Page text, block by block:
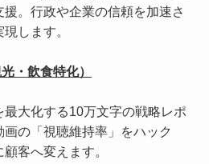
。行政や企業の信頼を加速さ
します。
・飲食特化）
大化する10万文字の戦略レポ
の「視聴維持率」をハック
客へ変えます。